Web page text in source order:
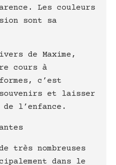
Les couleurs
sont sa
de Maxime,
cours à
c’est
et laisser
l’enfance.
très nombreuses
dans le